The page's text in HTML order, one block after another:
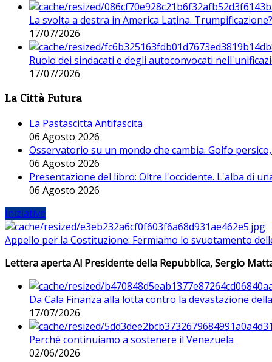
La svolta a destra in America Latina. Trumpificazione?
17/07/2026
Ruolo dei sindacati e degli autoconvocati
17/07/2026
La Città Futura
La Pastascitta Antifascita
06 Agosto 2026
Osservatorio su un mondo che cambia. Golfo
06 Agosto 2026
Presentazione del libro: Oltre l'occidente. L'alba di
06 Agosto 2026
Iniziative
Appello per la Costituzione: Fermiamo lo svuotamento
Lettera aperta Al Presidente della Repubblica, Sergio
Da Cala Finanza alla lotta contro la devastazione
17/07/2026
Perché continuiamo a sostenere il Venezuela
02/06/2026